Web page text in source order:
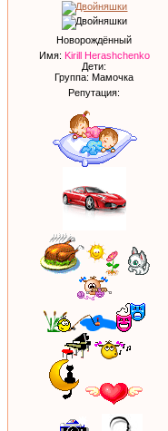
Новорождённый
Имя: Kirill Herashchenko
Дети:
Группа: Мамочка
Репутация: